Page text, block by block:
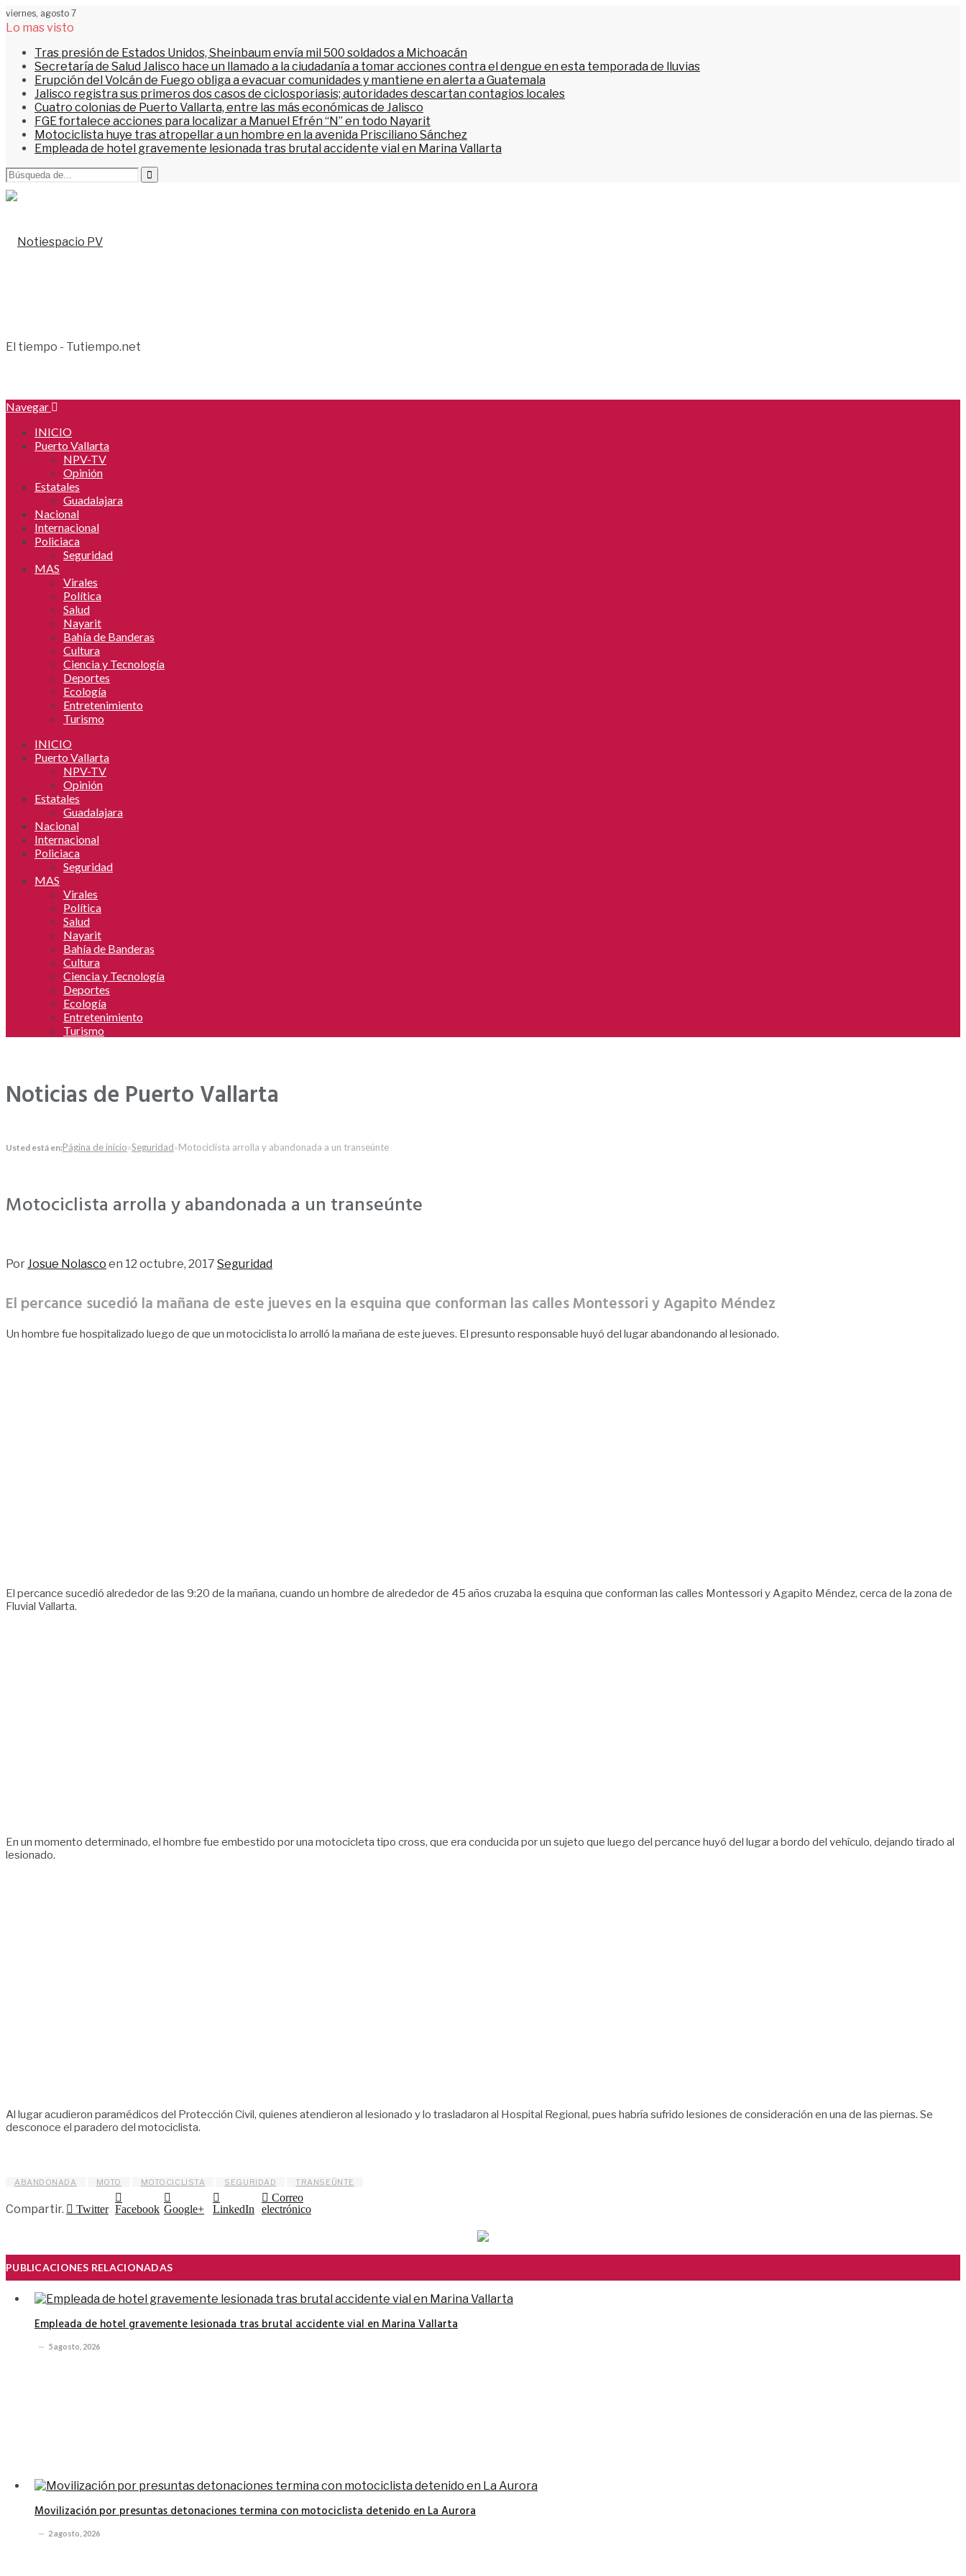
viernes, agosto 7
Lo mas visto
Tras presión de Estados Unidos, Sheinbaum envía mil 500 soldados a Michoacán
Secretaría de Salud Jalisco hace un llamado a la ciudadanía a tomar acciones contra el dengue en esta temporada de lluvias
Erupción del Volcán de Fuego obliga a evacuar comunidades y mantiene en alerta a Guatemala
Jalisco registra sus primeros dos casos de ciclosporiasis; autoridades descartan contagios locales
Cuatro colonias de Puerto Vallarta, entre las más económicas de Jalisco
FGE fortalece acciones para localizar a Manuel Efrén “N” en todo Nayarit
Motociclista huye tras atropellar a un hombre en la avenida Prisciliano Sánchez
Empleada de hotel gravemente lesionada tras brutal accidente vial en Marina Vallarta
El tiempo - Tutiempo.net
Navegar
INICIO
Puerto Vallarta
NPV-TV
Opinión
Estatales
Guadalajara
Nacional
Internacional
Policiaca
Seguridad
MAS
Virales
Política
Salud
Nayarit
Bahía de Banderas
Cultura
Ciencia y Tecnología
Deportes
Ecología
Entretenimiento
Turismo
INICIO
Puerto Vallarta
NPV-TV
Opinión
Estatales
Guadalajara
Nacional
Internacional
Policiaca
Seguridad
MAS
Virales
Política
Salud
Nayarit
Bahía de Banderas
Cultura
Ciencia y Tecnología
Deportes
Ecología
Entretenimiento
Turismo
Noticias de Puerto Vallarta
Usted está en:Página de inicio»Seguridad»Motociclista arrolla y abandonada a un transeúnte
Motociclista arrolla y abandonada a un transeúnte
PorJosue Nolasco en 12 octubre, 2017 Seguridad
El percance sucedió la mañana de este jueves en la esquina que conforman las calles Montessori y Agapito Méndez
Un hombre fue hospitalizado luego de que un motociclista lo arrolló la mañana de este jueves. El presunto responsable huyó del lugar abandonando al lesionado.
El percance sucedió alrededor de las 9:20 de la mañana, cuando un hombre de alrededor de 45 años cruzaba la esquina que conforman las calles Montessori y Agapito Méndez, cerca de la zona de
Fluvial Vallarta.
En un momento determinado, el hombre fue embestido por una motocicleta tipo cross, que era conducida por un sujeto que luego del percance huyó del lugar a bordo del vehículo, dejando tirado al
lesionado.
Al lugar acudieron paramédicos del Protección Civil, quienes atendieron al lesionado y lo trasladaron al Hospital Regional, pues habría sufrido lesiones de consideración en una de las piernas. Se
desconoce el paradero del motociclista.
ABANDONADA MOTO MOTOCICLISTA SEGURIDAD TRANSEÚNTE
Compartir. Twitter Facebook Google+ LinkedIn
Correo
electrónico
PUBLICACIONES RELACIONADAS
Empleada de hotel gravemente lesionada tras brutal accidente vial en Marina Vallarta
5 agosto, 2026
Movilización por presuntas detonaciones termina con motociclista detenido en La Aurora
2 agosto, 2026